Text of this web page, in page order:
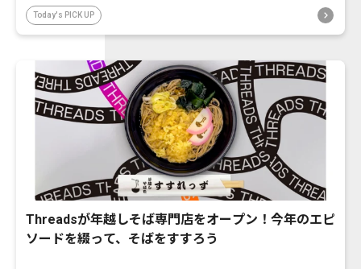
Today's PICK UP
Threadsが年越しそば専門店をオープン！今年のエピ
ソードを綴って、そばをすすろう